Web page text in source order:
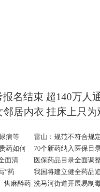
报名结束 超140万人
邻居内衣 挂床上只为
病等
雷山：规范不符合规
药如何
70个新药纳入医保目
面清
医保药品目录全面调
“药
我国将建立健全药品
售麻醉药 洗马河街道开展易制